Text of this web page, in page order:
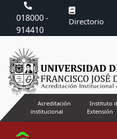
018000 -
914410
Directorio
Acreditación
institucional
Instituto
Extensión